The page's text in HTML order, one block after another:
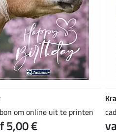
om online uit te printen
5,00 €